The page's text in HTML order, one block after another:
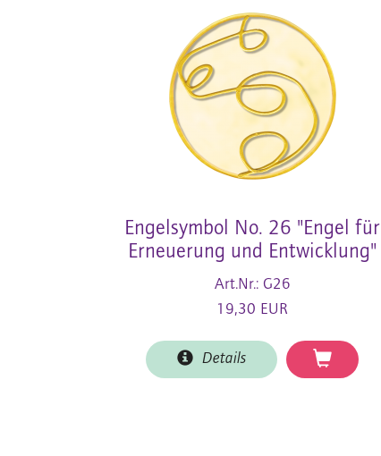
Engelsymbol No. 26 "Engel für
Erneuerung und Entwicklung"
Art.Nr.: G26
19,30 EUR
Details